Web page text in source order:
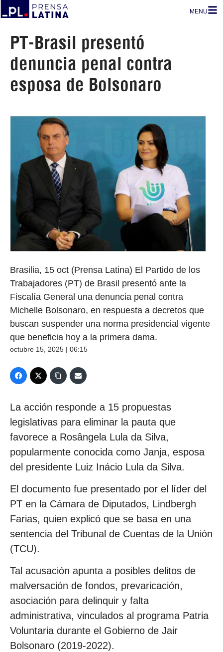
MENU
PT-Brasil presentó
denuncia penal contra
esposa de Bolsonaro
Brasilia, 15 oct (Prensa Latina) El Partido de los
Trabajadores (PT) de Brasil presentó ante la
Fiscalía General una denuncia penal contra
Michelle Bolsonaro, en respuesta a decretos que
buscan suspender una norma presidencial vigente
que beneficia hoy a la primera dama.
octubre 15, 2025 | 06:15
La acción responde a 15 propuestas
legislativas para eliminar la pauta que
favorece a Rosângela Lula da Silva,
popularmente conocida como Janja, esposa
del presidente Luiz Inácio Lula da Silva.
El documento fue presentado por el líder del
PT en la Cámara de Diputados, Lindbergh
Farias, quien explicó que se basa en una
sentencia del Tribunal de Cuentas de la Unión
(TCU).
Tal acusación apunta a posibles delitos de
malversación de fondos, prevaricación,
asociación para delinquir y falta
administrativa, vinculados al programa Patria
Voluntaria durante el Gobierno de Jair
Bolsonaro (2019-2022).